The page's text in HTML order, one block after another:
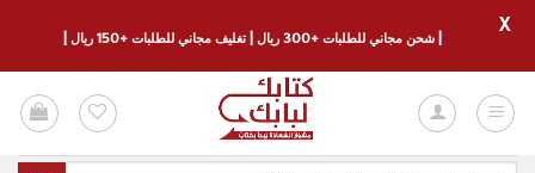
للمحتوى
| شحن مجاني للطلبات +300 ريال | تغليف مجاني للطلبات +150 ريال |
X